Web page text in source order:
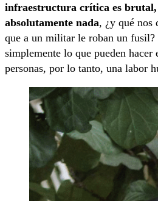
infraestructura crítica es brutal,
absolutamente nada, ¿y qué nos
que a un militar le roban un fusil?
simplemente lo que pueden hacer
personas, por lo tanto, una labor